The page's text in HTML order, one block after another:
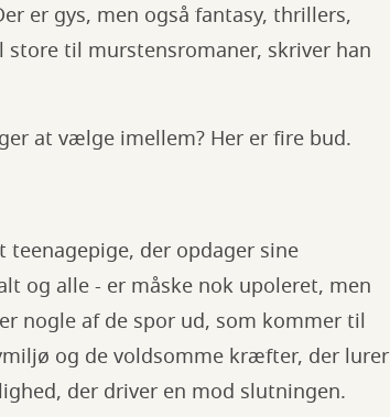
er gys, men også fantasy, thrillers,
til murstensromaner, skriver han
at vælge imellem? Her er fire bud.
der opdager sine
og alle - er måske nok upoleret, men
nogle af de spor ud, som kommer til
og de voldsomme kræfter, der lurer
der driver en mod slutningen.